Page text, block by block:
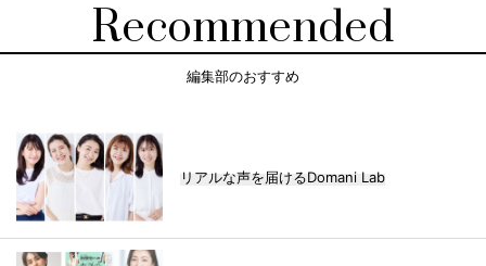
Recommended
編集部のおすすめ
リアルな声を届けるDomani Lab